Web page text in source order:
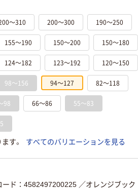
～310 200～300 190～250
155～190 150～200 150～180
124～182 123～192 120～150
98～156 94～127 82～118
98 66～86 55～83
す。
すべてのバリエーションを見る
ード：4582497200225 ／オレンジブック